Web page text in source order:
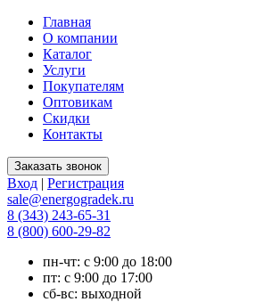
Главная
О компании
Каталог
Услуги
Покупателям
Оптовикам
Скидки
Контакты
Вход | Регистрация
sale@energogradek.ru
8 (343) 243-65-31
8 (800) 600-29-82
пн-чт: с 9:00 до 18:00
пт: с 9:00 до 17:00
сб-вс: выходной